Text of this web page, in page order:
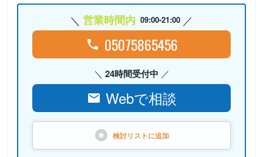
営業時間内 09:00-21:00
05075865456
24時間受付中
Webで相談
検討リストに追加